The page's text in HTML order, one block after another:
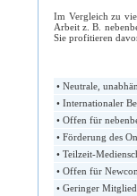
Im Vergleich zu
Arbeit z. B.
Sie profitieren
• Neutrale,
• Internationaler
• Offen für
• Förderung des
• Teilzeit-
• Offen für
• Geringer